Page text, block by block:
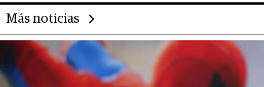
Más noticias